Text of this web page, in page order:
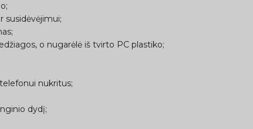
susidėvėjimui;
o nugarėlė iš tvirto PC plastiko;
nukritus;
dydį;